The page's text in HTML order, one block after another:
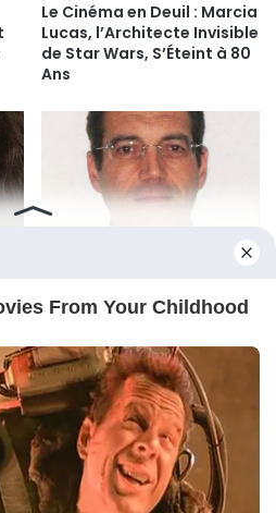
Le Cinéma en Deuil : Marcia
Lucas, l’Architecte Invisible
de Star Wars, S’Éteint à 80
Ans
Xavier Dupont de Ligonnès
13 ans enfin percé ?
Reserved |
Psicologia Plus
Politique de confidentialité
nous